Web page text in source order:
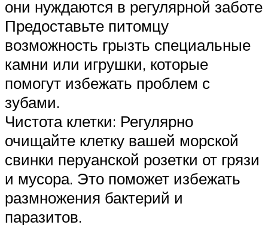
они нуждаются в регулярной заботе
Предоставьте питомцу
возможность грызть специальные
камни или игрушки, которые
помогут избежать проблем с
зубами.
Чистота клетки: Регулярно
очищайте клетку вашей морской
свинки перуанской розетки от грязи
и мусора. Это поможет избежать
размножения бактерий и
паразитов.